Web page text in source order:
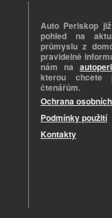
Auto Periskop
pohled na
průmyslu z
pravidelně
nám na
kterou chcete
čtenářům.
Ochrana
Podmínky použití
Kontakty